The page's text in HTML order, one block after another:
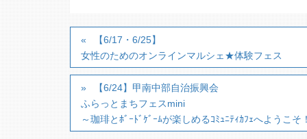
【6/17・6/25】
女性のためのオンラインマルシェ★体験フェス
【6/24】甲南中部自治振興会
ふらっとまちフェスmini
～珈琲とﾎﾞｰﾄﾞｹﾞｰﾑが楽しめるｺﾐｭﾆﾃｨｶﾌｪへようこそ